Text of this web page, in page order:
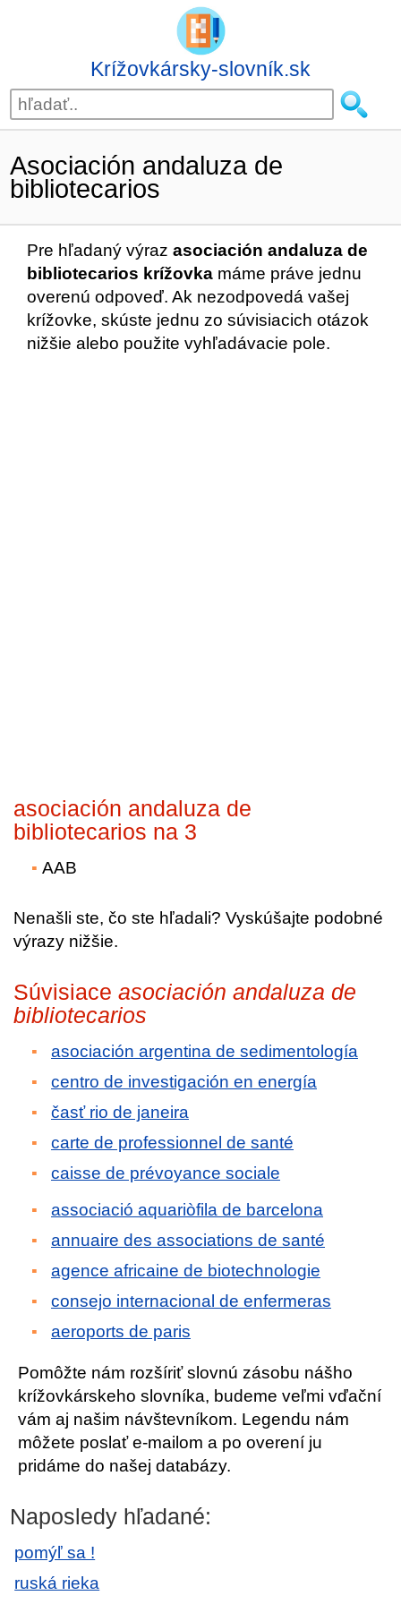
Krížovkársky-slovník.sk
Asociación andaluza de
bibliotecarios
Pre hľadaný výraz asociación andaluza de
bibliotecarios krížovka máme práve jednu
overenú odpoveď. Ak nezodpovedá vašej
krížovke, skúste jednu zo súvisiacich otázok
nižšie alebo použite vyhľadávacie pole.
asociación andaluza de
bibliotecarios na 3
AAB
Nenašli ste, čo ste hľadali? Vyskúšajte podobné
výrazy nižšie.
Súvisiace asociación andaluza de
bibliotecarios
asociación argentina de sedimentología
centro de investigación en energía
časť rio de janeira
carte de professionnel de santé
caisse de prévoyance sociale
associació aquariòfila de barcelona
annuaire des associations de santé
agence africaine de biotechnologie
consejo internacional de enfermeras
aeroports de paris
Pomôžte nám rozšíriť slovnú zásobu nášho
krížovkárskeho slovníka, budeme veľmi vďační
vám aj našim návštevníkom. Legendu nám
môžete poslať e-mailom a po overení ju
pridáme do našej databázy.
Naposledy hľadané:
pomýľ sa !
ruská rieka